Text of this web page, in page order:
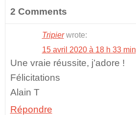
2 Comments
Tripier wrote:
15 avril 2020 à 18 h 33 min
Une vraie réussite, j’adore !
Félicitations
Alain T
Répondre